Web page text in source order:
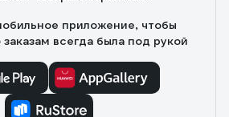
приложение, чтобы
всегда была под рукой